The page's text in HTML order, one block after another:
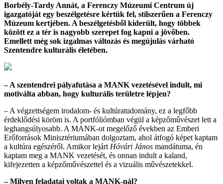
Borbély-Tardy Annát, a Ferenczy Múzeumi Centrum új
igazgatóját egy beszélgetésre kértük fel, stílszerűen a Ferenczy
Múzeum kertjében. A beszélgetésből kiderült, hogy többek
között ez a tér is nagyobb szerepet fog kapni a jövőben.
Emellett még sok izgalmas változás és megújulás várható
Szentendre kulturális életében.
– A szentendrei pályafutása a MANK vezetésével indult, mi
motiválta abban, hogy kulturális területre lépjen?
– A végzettségem irodalom- és kultúratudomány, ez a legfőbb
érdeklődési köröm is. A portfóliómban végül a képzőművészet lett a
leghangsúlyosabb. A MANK-ot megelőző években az Emberi
Erőforrások Minisztériumában dolgoztam, ahol átfogó képet kaptam
a kultúra egészéről. Amikor lejárt Hóvári János mandátuma, én
kaptam meg a MANK vezetését, és onnan indult a kaland,
kifejezetten a képzőművészettel és a vizuális művészetekkel.
– Milyen feladatai voltak a MANK-nál?